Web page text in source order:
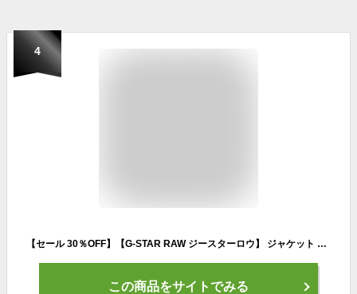
4
【セール 30％OFF】【G-STAR RAW ジースターロウ】 ジャケット コットンジャケット ライトアウター トラックジャケット ミリタリー 薄手 一重 ジースターロー gstar メンズ 国内正規品 インポート ブランド 海外ブランド D21947-A790 M-outer
この商品をサイトでみる